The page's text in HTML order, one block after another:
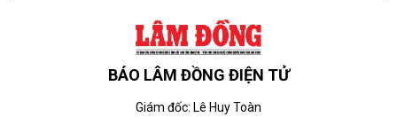
BÁO LÂM ĐỒNG ĐIỆN TỬ
Giám đốc: Lê Huy Toàn